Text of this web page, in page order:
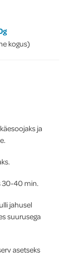
kogus)
ja
30-40 min.
jahusel
suurusega
asetseks